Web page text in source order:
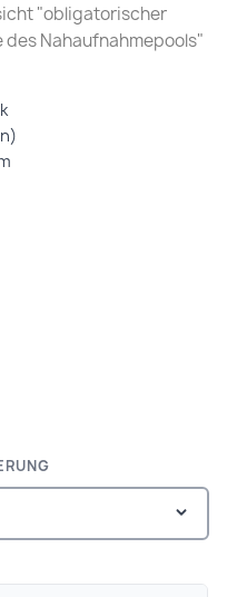
"obligatorischer
Nahaufnahmepools"